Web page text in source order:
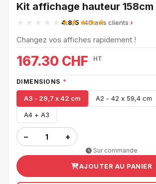
Kit affichage hauteur 158cm
4.8/5· 40 avis clients
Changez vos affiches rapidement !
167.30 CHF HT
DIMENSIONS *
A3 - 29,7 x 42 cm A2 - 42 x 59,4 cm
A4 + A3
− +
Sur commande
AJOUTER AU PANIER